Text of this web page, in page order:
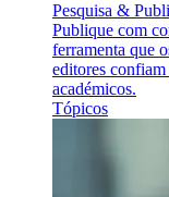
Pesquisa &
Publique com
ferramenta que
editores
académicos.
Tópicos